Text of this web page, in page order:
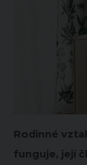
Rodinné
funguje, její